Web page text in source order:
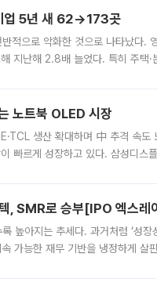
업 5년 새 62→173곳
적으로 악화한 것으로 나타났다.
지난해 2.8배 늘었다. 특히 주택·
노트북 OLED 시장
생산 확대하며 中 추격 속도
르게 성장하고 있다. 삼성디스
, SMR로 승부[IPO 엑스레
높아지는 추세다. 과거처럼 ‘성장
가능한 재무 기반을 냉정하게 살